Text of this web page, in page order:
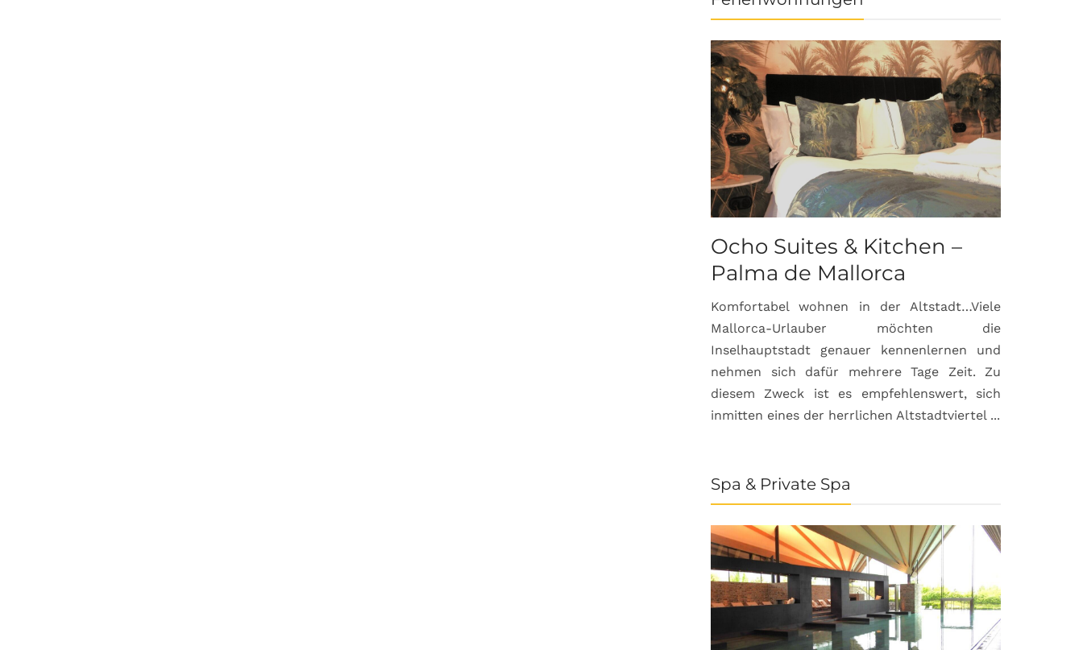
Ocho Suites & Kitchen –
Palma de Mallorca
Komfortabel wohnen in der Altstadt…Viele
Mallorca-Urlauber möchten die
Inselhauptstadt genauer kennenlernen und
nehmen sich dafür mehrere Tage Zeit. Zu
diesem Zweck ist es empfehlenswert, sich
inmitten eines der herrlichen Altstadtviertel ...
Spa & Private Spa